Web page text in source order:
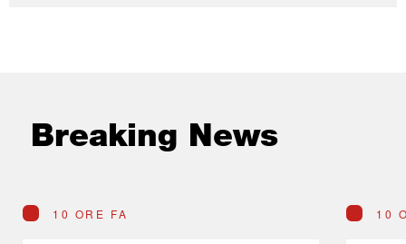
Breaking News
10 ORE FA 10